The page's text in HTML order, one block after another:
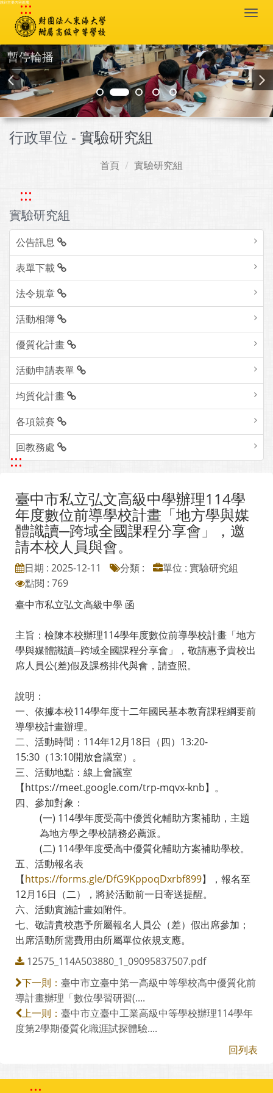
跳到主要內容區塊
:::
暫停輪播
行政單位 - 實驗研究組
首頁 實驗研究組
:::
實驗研究組
公告訊息
表單下載
法令規章
活動相簿
優質化計畫
活動申請表單
均質化計畫
各項競賽
回教務處
:::
臺中市私立弘文高級中學辦理114學
年度數位前導學校計畫「地方學與媒
體識讀─跨域全國課程分享會」，邀
請本校人員與會。
日期 : 2025-12-11 分類 :
單位 : 實驗研究組
點閱 : 769
臺中市私立弘文高級中學 函
主旨：檢陳本校辦理114學年度數位前導學校計畫「地方
學與媒體識讀─跨域全國課程分享會」，敬請惠予貴校出
席人員公(差)假及課務排代與會，請查照。
說明：
一、依據本校114學年度十二年國民基本教育課程綱要前
導學校計畫辦理。
二、活動時間：114年12月18日（四）13:20-
15:30（13:10開放會議室）。
三、活動地點：線上會議室
【https://meet.google.com/trp-mqvx-knb】。
四、參加對象：
(一) 114學年度受高中優質化輔助方案補助，主題
為地方學之學校請務必薦派。
(二) 114學年度受高中優質化輔助方案補助學校。
五、活動報名表
【https://forms.gle/DfG9KppoqDxrbf899】，報名至
12月16日（二），將於活動前一日寄送提醒。
六、活動實施計畫如附件。
七、敬請貴校惠予所屬報名人員公（差）假出席參加；
出席活動所需費用由所屬單位依規支應。
12575_114A503880_1_09095837507.pdf
下一則： 臺中市立臺中第一高級中等學校高中優質化前
導計畫辦理「數位學習研習(....
上一則： 臺中市立臺中工業高級中等學校辦理114學年
度第2學期優質化職涯試探體驗....
回列表